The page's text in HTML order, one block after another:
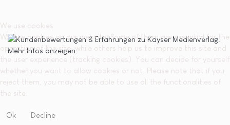
We use cookies
We use cookies on our website. Some of them are essential for the
operation of the site, while others help us to improve this site and
the user experience (tracking cookies). You can decide for yourself
whether you want to allow cookies or not. Please note that if you
reject them, you may not be able to use all the functionalities of
the site.
Ok Decline